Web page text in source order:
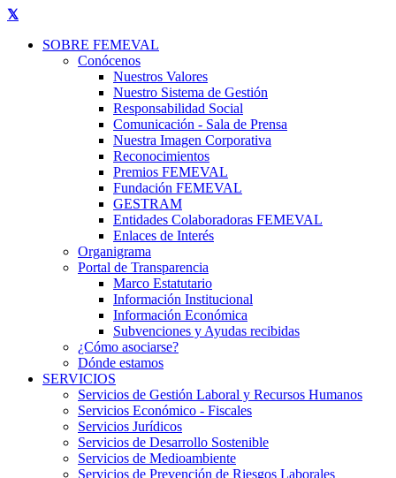
SOBRE FEMEVAL
Conócenos
Nuestros Valores
Nuestro Sistema de Gestión
Responsabilidad Social
Comunicación - Sala de Prensa
Nuestra Imagen Corporativa
Reconocimientos
Premios FEMEVAL
Fundación FEMEVAL
GESTRAM
Entidades Colaboradoras FEMEVAL
Enlaces de Interés
Organigrama
Portal de Transparencia
Marco Estatutario
Información Institucional
Información Económica
Subvenciones y Ayudas recibidas
¿Cómo asociarse?
Dónde estamos
SERVICIOS
Servicios de Gestión Laboral y Recursos Humanos
Servicios Económico - Fiscales
Servicios Jurídicos
Servicios de Desarrollo Sostenible
Servicios de Medioambiente
Servicios de Prevención de Riesgos Laborales